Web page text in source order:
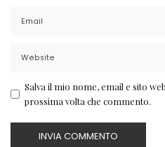
Salva il mio nome, email e sito
prossima volta che commento.